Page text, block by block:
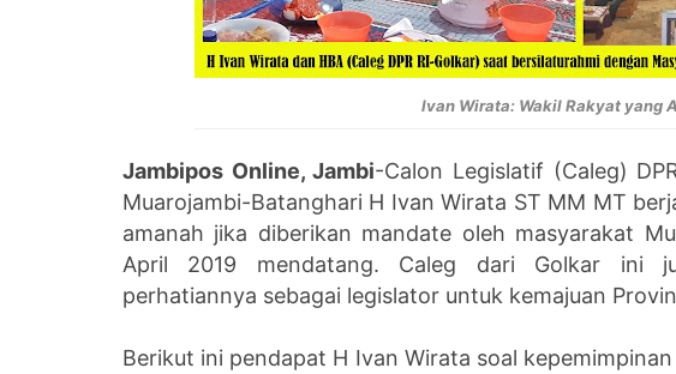
Ivan Wirata: Wakil Rakyat yang
Jambipos Online, Jambi-Calon Legislatif (Caleg)
Muarojambi-Batanghari H Ivan Wirata ST MM MT
amanah jika diberikan mandate oleh masyarakat
April 2019 mendatang. Caleg dari Golkar ini
perhatiannya sebagai legislator untuk kemajuan
Berikut ini pendapat H Ivan Wirata soal